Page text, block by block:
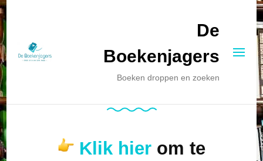
De
Boekenjagers
Boeken droppen en zoeken
Klik hierom te